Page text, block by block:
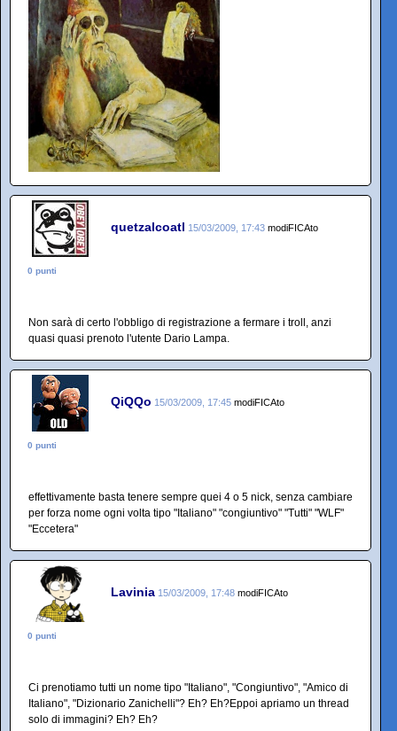
quetzalcoatl 15/03/2009, 17:43 modiFICAto
0 punti
Non sarà di certo l'obbligo di registrazione a fermare i troll, anzi
quasi quasi prenoto l'utente Dario Lampa.
QiQQo 15/03/2009, 17:45 modiFICAto
0 punti
effettivamente basta tenere sempre quei 4 o 5 nick, senza cambiare
per forza nome ogni volta tipo "Italiano" "congiuntivo" "Tutti" "WLF"
"Eccetera"
Lavinia 15/03/2009, 17:48 modiFICAto
0 punti
Ci prenotiamo tutti un nome tipo "Italiano", "Congiuntivo", "Amico di
Italiano", "Dizionario Zanichelli"? Eh? Eh?Eppoi apriamo un thread
solo di immagini? Eh? Eh?